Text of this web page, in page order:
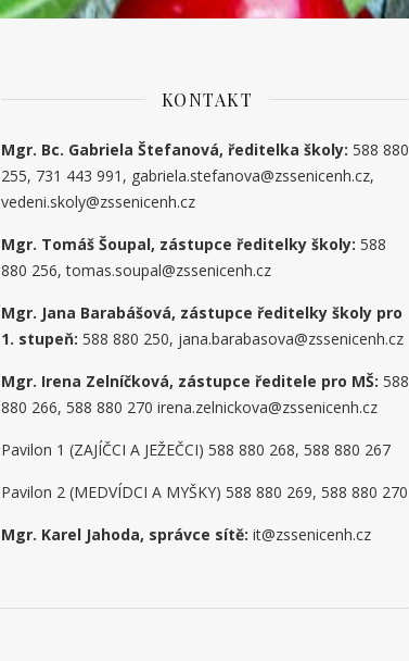
KONTAKT
Mgr. Bc. Gabriela Štefanová, ředitelka školy: 588 880
255, 731 443 991, gabriela.stefanova@zssenicenh.cz,
vedeni.skoly@zssenicenh.cz
Mgr. Tomáš Šoupal, zástupce ředitelky školy: 588
880 256, tomas.soupal@zssenicenh.cz
Mgr. Jana Barabášová, zástupce ředitelky školy pro
1. stupeň: 588 880 250, jana.barabasova@zssenicenh.cz
Mgr. Irena Zelníčková, zástupce ředitele pro MŠ:588
880 266, 588 880 270 irena.zelnickova@zssenicenh.cz
Pavilon 1 (ZAJÍČCI A JEŽEČCI) 588 880 268, 588 880 267
Pavilon 2 (MEDVÍDCI A MYŠKY) 588 880 269, 588 880 270
Mgr. Karel Jahoda, správce sítě: it@zssenicenh.cz